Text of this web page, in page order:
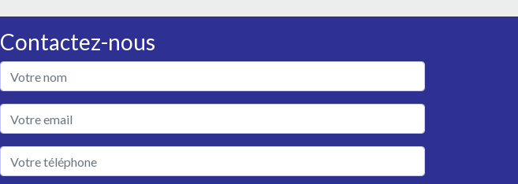
Contactez-nous